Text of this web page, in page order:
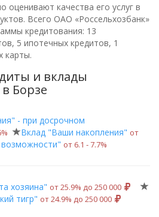
оценивают качества его услуг в
Всего ОАО «Россельхозбанк»
кредитования: 13
5 ипотечных кредитов, 1
карты.
и вклады
в Борзе
- при досрочном
Вклад "Ваши накопления" от
от 6.1 ‑ 7.7%
хозяина" от 25.9% до 250 000
тигр" от 24.9% до 250 000